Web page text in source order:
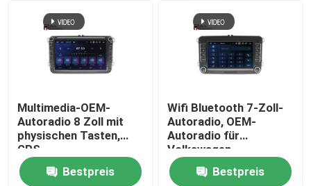
Multimedia-OEM-
Autoradio 8 Zoll mit
physischen Tasten,
GPS-
Navigationssystem
Bestpreis
Wifi Bluetooth 7-Zoll-
Autoradio, OEM-
Autoradio für
Volkswagen
Bestpreis